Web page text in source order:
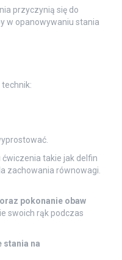
przyczynią się do
w opanowywaniu stania
takie jak delfin
zachowania równowagi.
pokonanie obaw
swoich rąk podczas
stania na